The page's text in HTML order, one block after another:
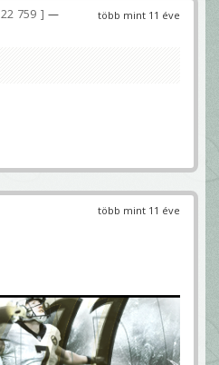
több mint 11 éve
22 759
—
több mint 11 éve